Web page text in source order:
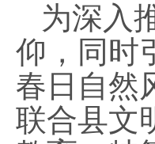
为深入
仰，同时
春日自然
联合县文